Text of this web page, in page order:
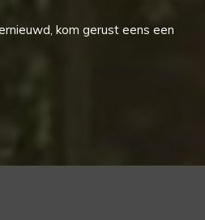
kom gerust eens een